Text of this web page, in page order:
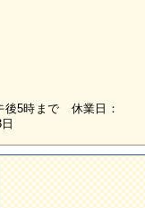
後5時まで 休業日：